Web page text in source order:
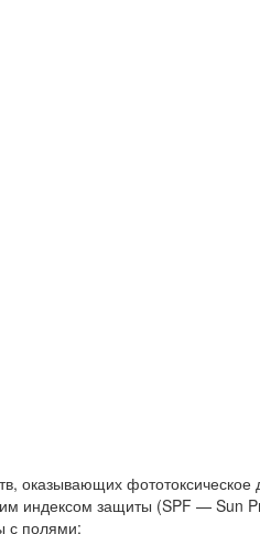
оказывающих
индексом защиты (SPF — Sun
с полями;